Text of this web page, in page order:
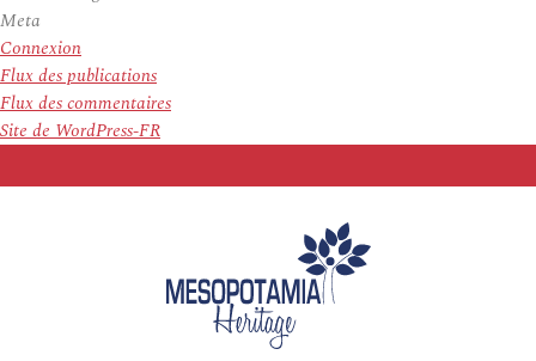
Meta
Connexion
Flux des publications
Flux des commentaires
Site de WordPress-FR